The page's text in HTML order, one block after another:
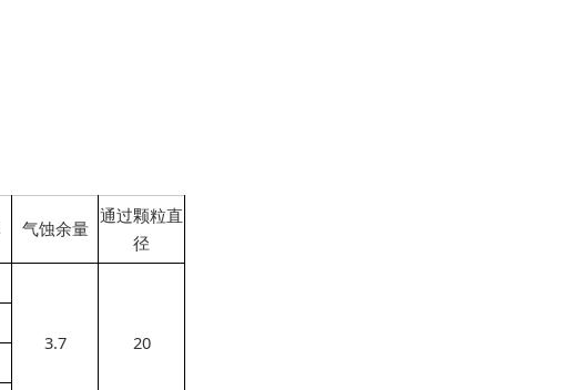
气蚀余量
通过颗粒直
径
3.7 20